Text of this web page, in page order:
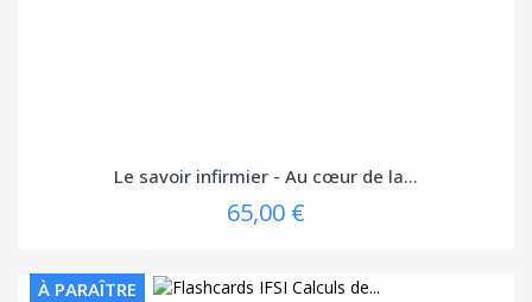
Le savoir infirmier - Au cœur de la...
65,00 €
À PARAÎTRE